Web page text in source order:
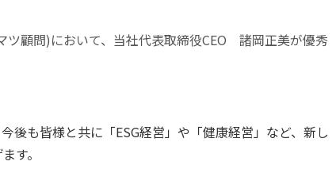
ツ顧問)において、当社代表取締役CEO 諸岡正美が優秀
後も皆様と共に「ESG経営」や「健康経営」など、新し
す。